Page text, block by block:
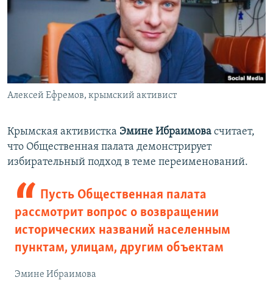
Алексей Ефремов, крымский активист
Крымская активистка Эмине Ибраимова считает,
что Общественная палата демонстрирует
избирательный подход в теме переименований.
Пусть Общественная палата
рассмотрит вопрос о возвращении
исторических названий населенным
пунктам, улицам, другим объектам
Эмине Ибраимова